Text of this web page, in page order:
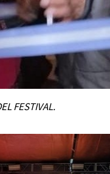
FESTIVAL.